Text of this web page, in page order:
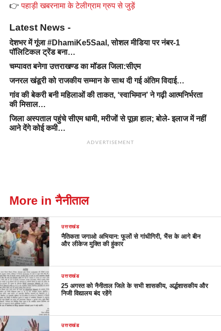
👉पहाड़ी खबरनामा के टेलीग्राम ग्रुप से जुड़ें
Latest News -
देशभर में गूंजा #DhamiKe5Saal, सोशल मीडिया पर नंबर-1
पॉलिटिकल ट्रेंड बना…
चम्पावत बनेगा उत्तराखण्ड का मॉडल जिला:सीएम
जनरल खंडूरी को राजकीय सम्मान के साथ दी गई अंतिम विदाई…
गांव की बेकरी बनी महिलाओं की ताकत, ‘स्वाभिमान’ ने गढ़ी आत्मनिर्भरता
की मिसाल…
जिला अस्पताल पहुंचे सीएम धामी, मरीजों से पूछा हाल; बोले- इलाज में नहीं
आने देंगे कोई कमी…
ADVERTISEMENT
More in नैनीताल
उत्तराखंड
नैतिकता जगाओ अभियान: फूलों से गांधीगिरी, भैंस के आगे बीन
और लीकेज मुक्ति की हुंकार
उत्तराखंड
25 अगस्त को नैनीताल जिले के सभी शासकीय, अर्द्धशासकीय और
निजी विद्यालय बंद रहेंगे
उत्तराखंड